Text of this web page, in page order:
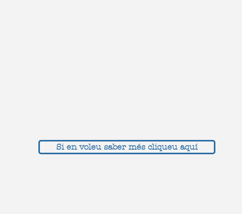
Si en voleu saber més cliqueu aquí